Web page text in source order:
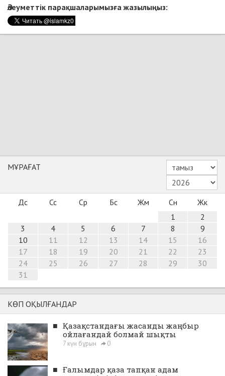
Әлеуметтік парақшаларымызға жазылыңыз:
МҰРАҒАТ
Дс Сс Ср Бс Жм Сн
Жк
1
2
3
4 5 6 7 8
9
10
11 12 13 14 15
16
17
18 19 20 21 22
23
24
25 26 27 28 29
30
31
КӨП ОҚЫЛҒАНДАР
■ Қазақстандағы жасанды жаңбыр
ойлағандай болмай шықты
7 күн бұрын 0
■ Ғалымдар қаза тапқан адам